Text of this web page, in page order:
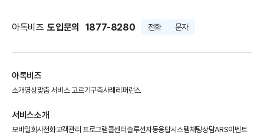
아톡비즈 도입문의 1877-8280 전화 문자
아톡비즈
소개영상맞춤 서비스 고르기구축사례 레퍼런스
서비스소개
모바일회사전화고객관리 프로그램콜센터솔루션자동응답시스템채팅상담ARS이벤트